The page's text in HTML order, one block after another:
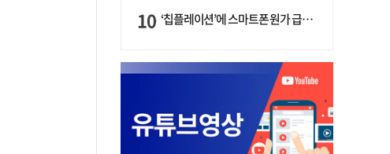
‘칩플레이션’에 스마트폰 원가 급등…삼성전자, ‘엑시노스’ 채택 확대하나